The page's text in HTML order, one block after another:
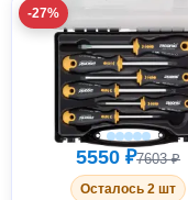
-27%
5550 ₽7603 ₽
Осталось 2 шт